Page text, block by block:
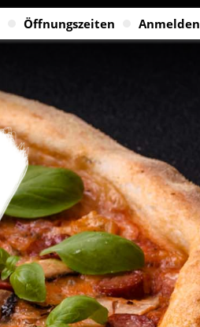
Öffnungszeiten Anmelden